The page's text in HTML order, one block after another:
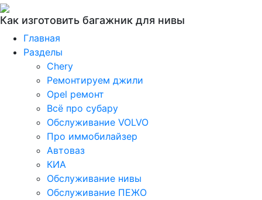
Как изготовить багажник для нивы
Главная
Разделы
Chery
Ремонтируем джили
Opel ремонт
Всё про субару
Обслуживание VOLVO
Про иммобилайзер
Автоваз
КИА
Обслуживание нивы
Обслуживание ПЕЖО